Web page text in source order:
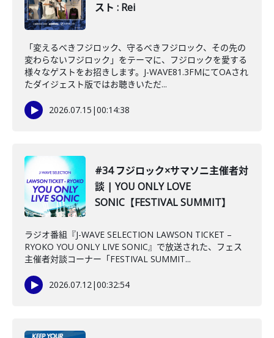
スト : Rei
「変えるべきフジロック、守るべきフジロック、その先の
変わらないフジロック」をテーマに、フジロックを愛する
様々なゲストをお招きします。J-WAVE81.3FMにてOAされ
たダイジェスト版ではお聴きいただ...
2026.07.15 |00:14:38
#34 フジロック×サマソニ主催者対
談 | YOU ONLY LOVE
SONIC【FESTIVAL SUMMIT】
ラジオ番組『J-WAVE SELECTION LAWSON TICKET –
RYOKO YOU ONLY LIVE SONIC』で放送された、フェス
主催者対談コーナー「FESTIVAL SUMMIT...
2026.07.12|00:32:54